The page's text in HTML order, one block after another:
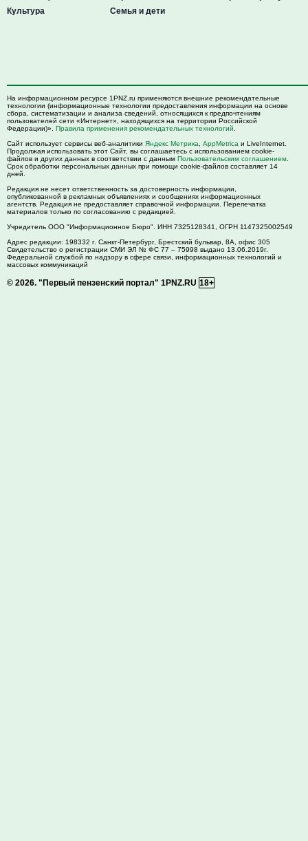
Культура
Семья и дети
На информационном ресурсе 1PNZ.ru применяются внешние рекомендательные
технологии (информационные технологии предоставления информации на основе
сбора, систематизации и анализа сведений, относящихся к предпочтениям
пользователей сети «Интернет», находящихся на территории Российской
Федерации)». Правила применения рекомендательных технологий
Сайт использует сервисы веб-аналитики Яндекс Метрика AppMetrica и LiveInternet.
Продолжая использовать этот Сайт, вы соглашаетесь с использованием cookie-
файлов и других данных в соответствии с данным Пользовательским соглашением
Срок обработки персональных данных при помощи cookie-файлов составляет 14
дней.
Редакция не несет ответственность за достоверность информации,
опубликованной в рекламных объявлениях и сообщениях информационных
агентств. Редакция не предоставляет справочной информации. Перепечатка
материалов только по согласованию с редакцией.
Учредитель ООО "Информационное Бюро". ИНН 7325128341, ОГРН 1147325002549
Адрес редакции: 198332 г. Санкт-Петербург, Брестский бульвар, 8А, офис 305
Свидетельство о регистрации СМИ ЭЛ № ФС 77 – 75998 выдано 13.06.2019г.
Федеральной службой по надзору в сфере связи, информационных технологий и
массовых коммуникаций
© 2026. "Первый пензенский портал" 1PNZ.RU 18+